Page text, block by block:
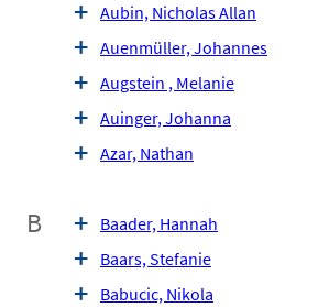
Aubin, Nicholas Allan
Auenmüller, Johannes
Augstein , Melanie
Auinger, Johanna
Azar, Nathan
B
Baader, Hannah
Baars, Stefanie
Babucic, Nikola